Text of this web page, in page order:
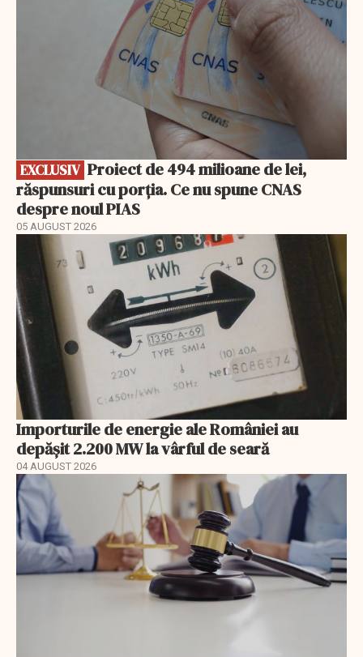
EXCLUSIV
răspunsuri cu porția. Ce nu spune CNAS
despre noul PIAS
05 AUGUST 2026
Importurile de energie ale României au
depășit 2.200 MW la vârful de seară
04 AUGUST 2026